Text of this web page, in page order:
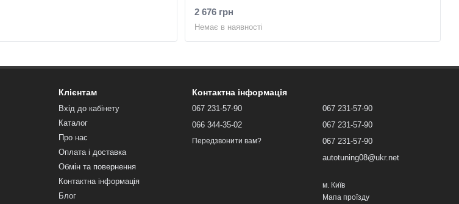
2 676 грн
Немає в наявності
Клієнтам
Вхід до кабінету
Каталог
Про нас
Оплата і доставка
Обмін та повернення
Контактна інформація
Блог
Контактна інформація
067 231-57-90
066 344-35-02
Передзвонити вам?
067 231-57-90
067 231-57-90
067 231-57-90
autotuning08@ukr.net
м. Київ
Мапа проїзду